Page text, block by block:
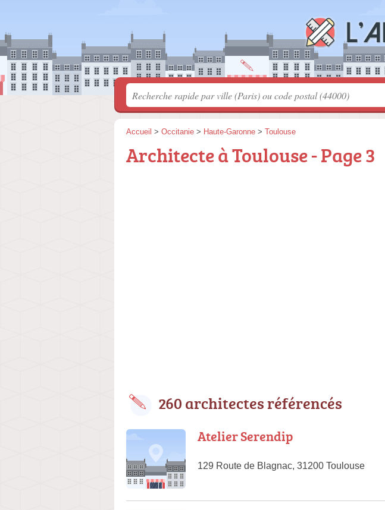
Accueil > Occitanie > Haute-Garonne > Toulouse
Architecte à Toulouse - Page 3
260 architectes référencés
Atelier Serendip
129 Route de Blagnac, 31200 Toulouse